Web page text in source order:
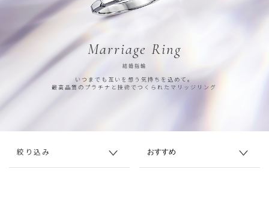
Marriage Ring
結婚指輪
いつまでも互いを想う気持ちを込めて。
最高品質のプラチナと技術でつくられたマリッジリング
絞り込み